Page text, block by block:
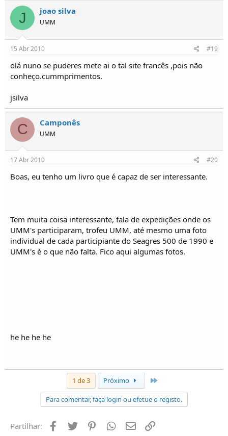
J joao silva
UMM
15 Abr 2010 #19
olá nuno se puderes mete ai o tal site francês ,pois não
conheço.cummprimentos.
jsilva
C Camponês
UMM
17 Abr 2010 #20
Boas, eu tenho um livro que é capaz de ser interessante.
Tem muita coisa interessante, fala de expedições onde os
UMM's participaram, trofeu UMM, até mesmo uma foto
individual de cada participiante do Seagres 500 de 1990 e
UMM's é o que não falta. Fico aqui algumas fotos.
he he he he
1 de 3 Próximo
Para comentar, faça login ou efetue o registo.
Partilhar: Facebook
Twitter PinterestWhatsapp
Email